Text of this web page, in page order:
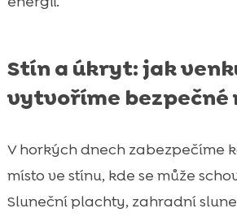
Stín a úkryt: jak
vytvoříme bezpečné
V horkých dnech zabezpečíme
místo ve stínu, kde se může
Sluneční plachty, zahradní